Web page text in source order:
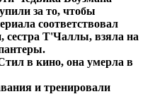
за то, чтобы
соответствовал
Т'Чаллы, взяла на
в кино, она умерла в
и тренировали